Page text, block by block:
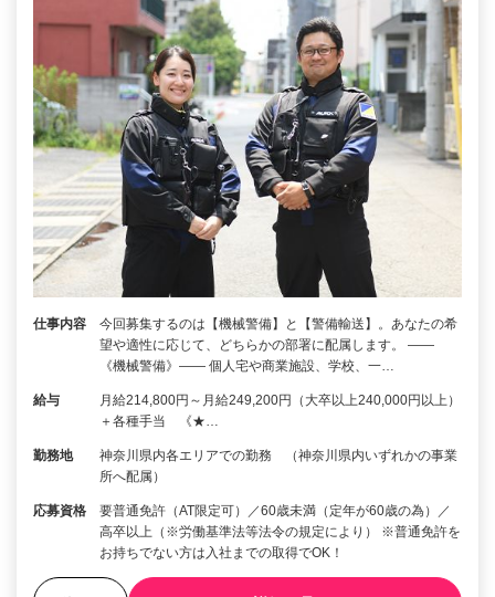
仕事内容
今回募集するのは【機械警備】と【警備輸送】。あなたの希
望や適性に応じて、どちらかの部署に配属します。 ――
《機械警備》―― 個人宅や商業施設、学校、一…
給与
月給214,800円～月給249,200円（大卒以上240,000円以上）
＋各種手当 《★…
勤務地
神奈川県内各エリアでの勤務 （神奈川県内いずれかの事業
所へ配属）
応募資格
要普通免許（AT限定可）／60歳未満（定年が60歳の為）／
高卒以上（※労働基準法等法令の規定により） ※普通免許を
お持ちでない方は入社までの取得でOK！